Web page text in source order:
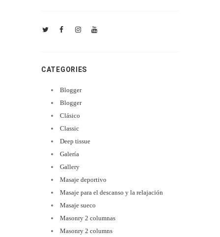
CATEGORIES
Blogger
Blogger
Clásico
Classic
Deep tissue
Galería
Gallery
Masaje deportivo
Masaje para el descanso y la relajación
Masaje sueco
Masonry 2 columnas
Masonry 2 columns